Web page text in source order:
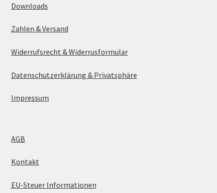
Downloads
Zahlen & Versand
Widerrufsrecht & Widerrusformular
Datenschutzerklärung & Privatsphäre
Impressum
AGB
Kontakt
EU-Steuer Informationen